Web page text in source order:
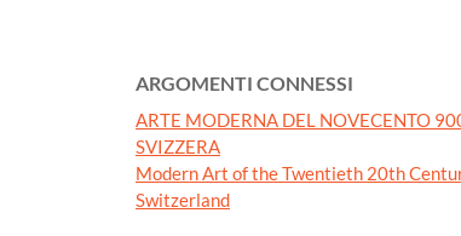
ARGOMENTI CONNESSI
ARTE MODERNA DEL NOVECENTO
SVIZZERA
Modern Art of the Twentieth 20th
Switzerland